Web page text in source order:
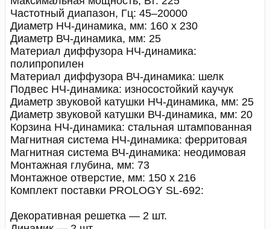
Частотный диапазон, Гц: 45–20000
Диаметр НЧ-динамика, мм: 160 х 230
Диаметр ВЧ-динамика, мм: 25
Материал диффузора НЧ-динамика:
полипропилен
Материал диффузора ВЧ-динамика: шелк
Подвес НЧ-динамика: износостойкий каучук
Диаметр звуковой катушки НЧ-динамика, мм: 25
Диаметр звуковой катушки ВЧ-динамика, мм: 20
Корзина НЧ-динамика: стальная штампованная
Магнитная система НЧ-динамика: ферритовая
Магнитная система ВЧ-динамика: неодимовая
Монтажная глубина, мм: 73
Монтажное отверстие, мм: 150 х 216
Комплект поставки PROLOGY SL-692:
Декоративная решетка — 2 шт.